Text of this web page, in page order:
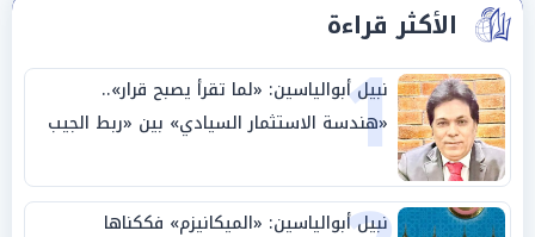
الأكثر قراءة
1
نبيل أبوالياسين: «لما تقرأ يصبح قرار»..
«هندسة الاستثمار السيادي» بين «ربط الجيب
بالوطن» و«سيادة الكلمة»
نبيل أبوالياسين: «الميكانيزم» فككناها